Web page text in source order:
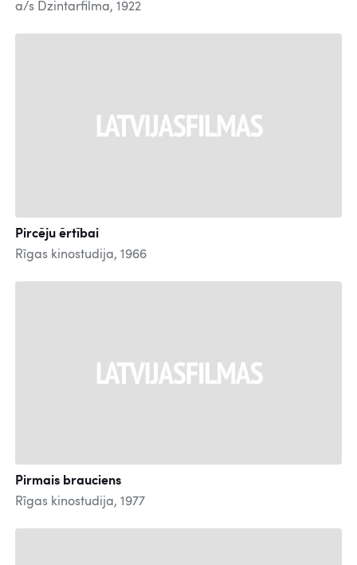
a/s Dzintarfilma, 1922
Pircēju ērtībai
Rīgas kinostudija, 1966
Pirmais brauciens
Rīgas kinostudija, 1977